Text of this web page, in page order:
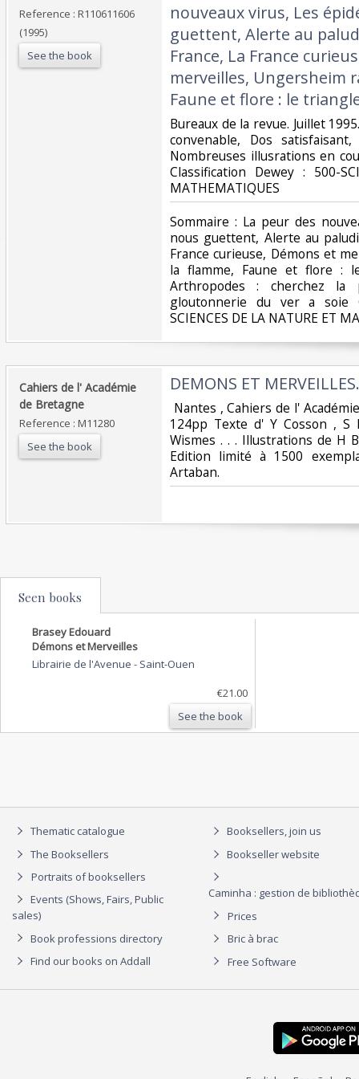
Reference : R110611606
(1995)
See the book
nouveaux virus, Les
guettent, Alerte au
France, La France
merveilles, Ungersheim
Faune et flore : le
‎Bureaux de la revue. Juillet
convenable, Dos
Nombreuses illusrations en
Classification Dewey : 500-
MATHEMATIQUES‎
‎Sommaire : La peur des
nous guettent, Alerte au
France curieuse, Démons et
la flamme, Faune et flore :
Arthropodes : cherchez
gloutonnerie du ver a soie
SCIENCES DE LA NATURE ET
‎Cahiers de l' Académie
de Bretagne‎
Reference : M11280
See the book
‎DEMONS ET MERVEILLES.‎
Nantes , Cahiers de l'
124pp Texte d' Y Cosson ,
Wismes . . . Illustrations de H
Edition limité à 1500
Artaban. ‎
Seen books
Brasey Edouard
Démons et Merveilles
Librairie de l'Avenue - Saint-Ouen
€21.00
See the book
Thematic catalogue
The Booksellers
Portraits of booksellers
Events (Shows, Fairs, Public
sales)
Book professions directory
Find our books on Addall
Booksellers, join us
Bookseller website
Caminha : gestion de
Prices
Bric à brac
Free Software